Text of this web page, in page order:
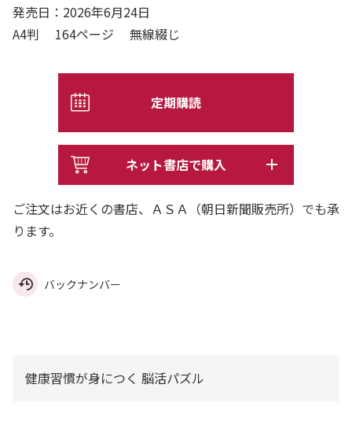
発売日：2026年6月24日
A4判 164ページ 無線綴じ
定期購読
ネット書店で購入
ご注文はお近くの書店、ＡＳＡ（朝日新聞販売所）でも承
ります。
バックナンバー
健康習慣が身につく 脳活パズル